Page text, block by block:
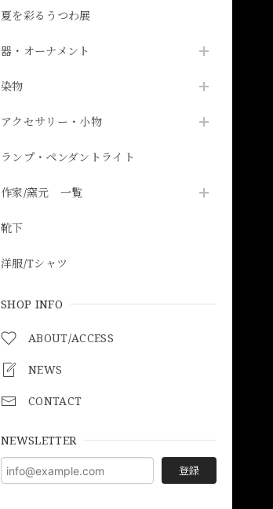
夏を彩るうつわ展
器・オーナメント
染物
アクセサリー・小物
ランプ・ペンダントライト
作家/窯元 一覧
靴下
洋服/Tシャツ
SHOP INFO
ABOUT/ACCESS
NEWS
CONTACT
NEWSLETTER
登録